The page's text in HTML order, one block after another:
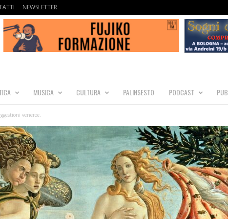
NEWSLETTER
MUSICA CULTURA PALINSESTO PODCAST
veneree.